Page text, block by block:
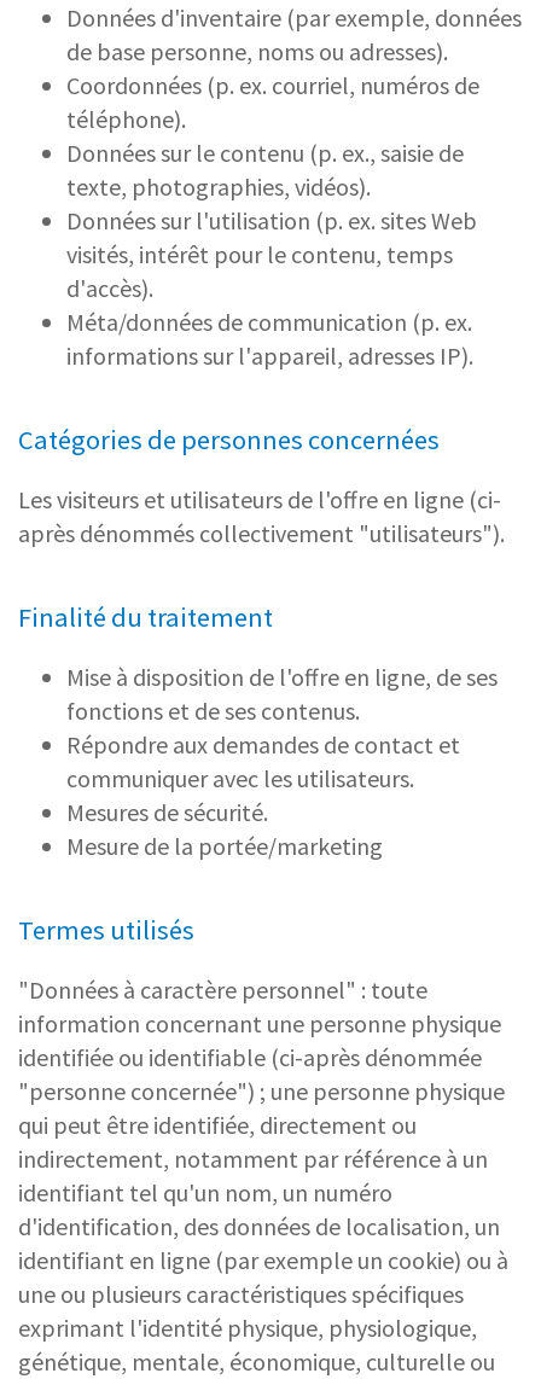
Données d'inventaire (par exemple, données
de base personne, noms ou adresses).
Coordonnées (p. ex. courriel, numéros de
téléphone).
Données sur le contenu (p. ex., saisie de
texte, photographies, vidéos).
Données sur l'utilisation (p. ex. sites Web
visités, intérêt pour le contenu, temps
d'accès).
Méta/données de communication (p. ex.
informations sur l'appareil, adresses IP).
Catégories de personnes concernées
Les visiteurs et utilisateurs de l'offre en ligne (ci-
après dénommés collectivement "utilisateurs").
Finalité du traitement
Mise à disposition de l'offre en ligne, de ses
fonctions et de ses contenus.
Répondre aux demandes de contact et
communiquer avec les utilisateurs.
Mesures de sécurité.
Mesure de la portée/marketing
Termes utilisés
"Données à caractère personnel" : toute
information concernant une personne physique
identifiée ou identifiable (ci-après dénommée
"personne concernée") ; une personne physique
qui peut être identifiée, directement ou
indirectement, notamment par référence à un
identifiant tel qu'un nom, un numéro
d'identification, des données de localisation, un
identifiant en ligne (par exemple un cookie) ou à
une ou plusieurs caractéristiques spécifiques
exprimant l'identité physique, physiologique,
génétique, mentale, économique, culturelle ou